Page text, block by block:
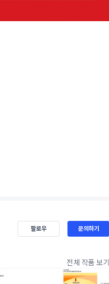
팔로우 문의하기
전체 작품 보기